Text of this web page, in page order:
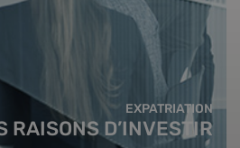
EXPATRIATION
RAISONS D’INVESTIR